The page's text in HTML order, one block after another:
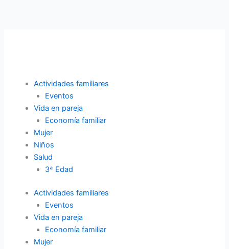
Actividades familiares
Eventos
Vida en pareja
Economía familiar
Mujer
Niños
Salud
3ª Edad
Actividades familiares
Eventos
Vida en pareja
Economía familiar
Mujer